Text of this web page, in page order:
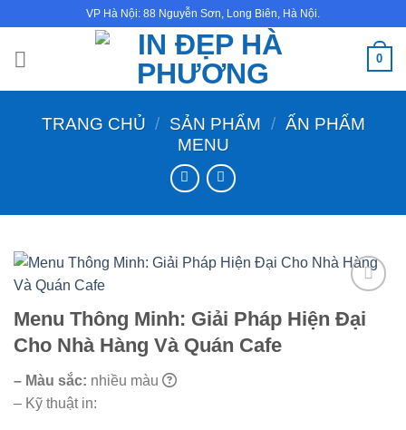
nội
VP Hà Nội: 88 Nguyễn Sơn, Long Biên, Hà Nội.
0
TRANG CHỦ / SẢN PHẨM / ẤN PHẨM
MENU
Menu Thông Minh: Giải Pháp Hiện Đại
Cho Nhà Hàng Và Quán Cafe
– Màu sắc: nhiều màu
– Kỹ thuật in: